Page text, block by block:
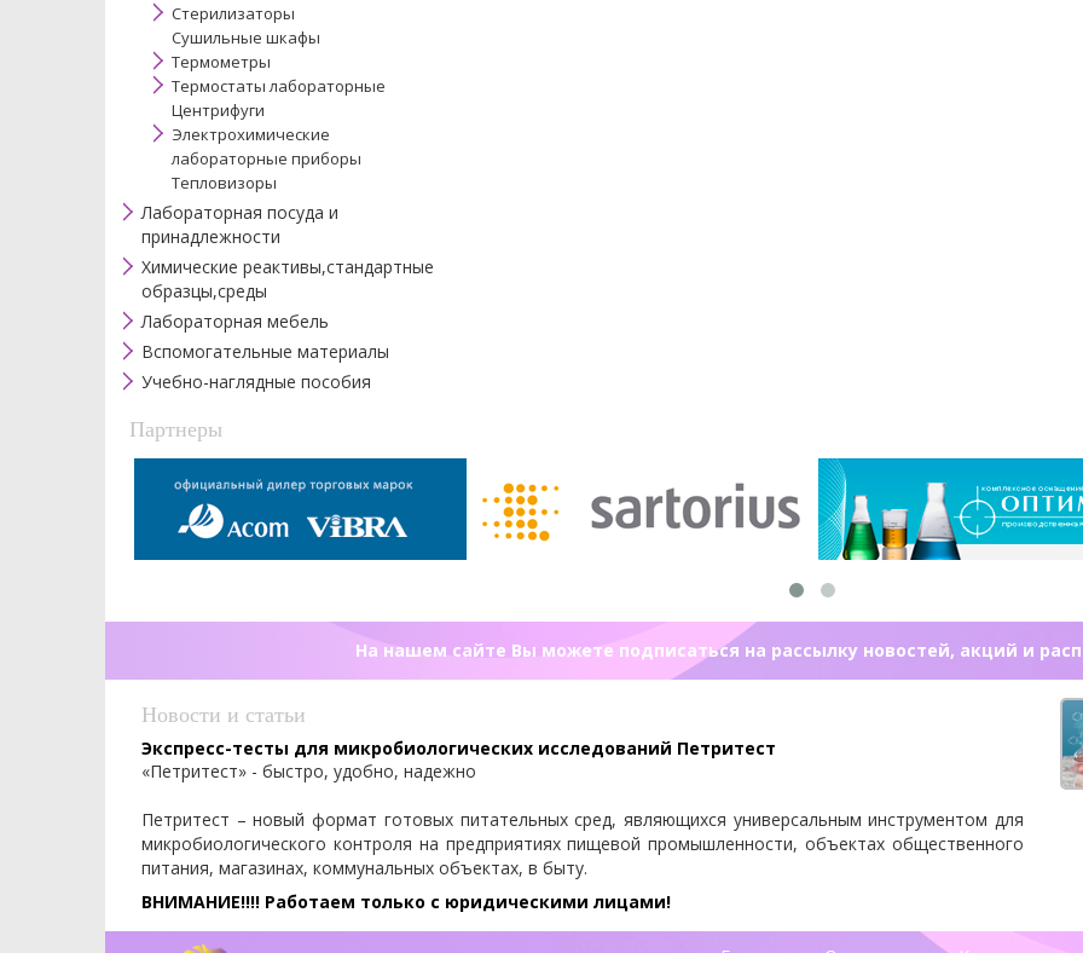
Стерилизаторы
Сушильные шкафы
Термометры
Термостаты лабораторные
Центрифуги
Электрохимические
лабораторные приборы
Тепловизоры
Лабораторная посуда и
принадлежности
Химические реактивы,стандартные
образцы,среды
Лабораторная мебель
Вспомогательные материалы
Учебно-наглядные пособия
Партнеры
На нашем сайте Вы можете подписаться на рассылку новостей, акций и
Новости и статьи
Экспресс-тесты для микробиологических исследований Петритест
«Петритест» - быстро, удобно, надежно
Петритест – новый формат готовых питательных сред, являющихся универсальным инструментом для
микробиологического контроля на предприятиях пищевой промышленности, объектах общественного
питания, магазинах, коммунальных объектах, в быту.
ВНИМАНИЕ!!!! Работаем только с юридическими лицами!